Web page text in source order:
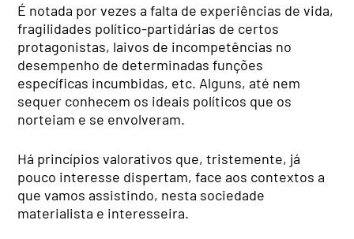
É notada por vezes a falta de experiências de vida,
fragilidades político-partidárias de certos
protagonistas, laivos de incompetências no
desempenho de determinadas funções
específicas incumbidas, etc. Alguns, até nem
sequer conhecem os ideais políticos que os
norteiam e se envolveram.
Há princípios valorativos que, tristemente, já
pouco interesse dispertam, face aos contextos a
que vamos assistindo, nesta sociedade
materialista e interesseira.